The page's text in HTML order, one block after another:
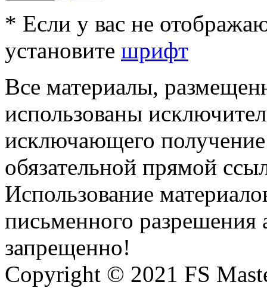
* Если у вас не
установите шрифт
Все материалы,
использованы
исключающего
обязательной прямой
Использование
письменного разрешения
запрещенно!
Copyright © 2021 FS